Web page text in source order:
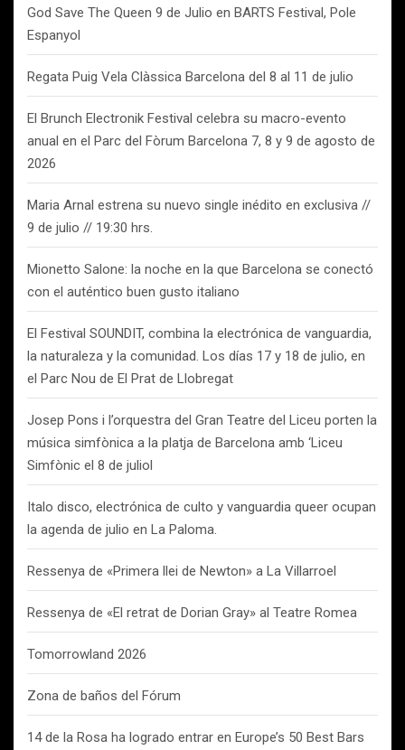
God Save The Queen 9 de Julio en BARTS Festival, Pole
Espanyol
Regata Puig Vela Clàssica Barcelona del 8 al 11 de julio
El Brunch Electronik Festival celebra su macro-evento
anual en el Parc del Fòrum Barcelona 7, 8 y 9 de agosto de
2026
Maria Arnal estrena su nuevo single inédito en exclusiva //
9 de julio // 19:30 hrs.
Mionetto Salone: la noche en la que Barcelona se conectó
con el auténtico buen gusto italiano
El Festival SOUNDIT, combina la electrónica de vanguardia,
la naturaleza y la comunidad. Los días 17 y 18 de julio, en
el Parc Nou de El Prat de Llobregat
Josep Pons i l’orquestra del Gran Teatre del Liceu porten la
música simfònica a la platja de Barcelona amb ‘Liceu
Simfònic el 8 de juliol
Italo disco, electrónica de culto y vanguardia queer ocupan
la agenda de julio en La Paloma.
Ressenya de «Primera llei de Newton» a La Villarroel
Ressenya de «El retrat de Dorian Gray» al Teatre Romea
Tomorrowland 2026
Zona de baños del Fórum
14 de la Rosa ha logrado entrar en Europe’s 50 Best Bars